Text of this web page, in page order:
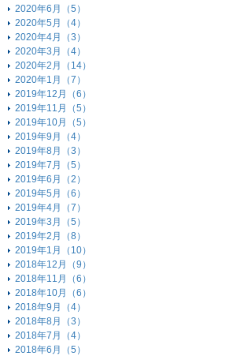
2020年6月（5）
2020年5月（4）
2020年4月（3）
2020年3月（4）
2020年2月（14）
2020年1月（7）
2019年12月（6）
2019年11月（5）
2019年10月（5）
2019年9月（4）
2019年8月（3）
2019年7月（5）
2019年6月（2）
2019年5月（6）
2019年4月（7）
2019年3月（5）
2019年2月（8）
2019年1月（10）
2018年12月（9）
2018年11月（6）
2018年10月（6）
2018年9月（4）
2018年8月（3）
2018年7月（4）
2018年6月（5）